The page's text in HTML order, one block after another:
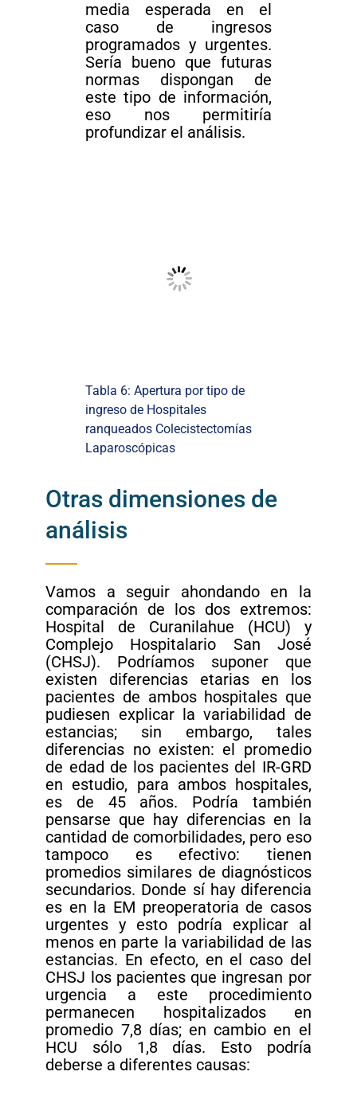
media esperada en el
caso de ingresos
programados y urgentes.
Sería bueno que futuras
normas dispongan de
este tipo de información,
eso nos permitiría
profundizar el análisis.
Tabla 6: Apertura por tipo de
ingreso de Hospitales
ranqueados Colecistectomías
Laparoscópicas
Otras dimensiones de
análisis
Vamos a seguir ahondando en la
comparación de los dos extremos:
Hospital de Curanilahue (HCU) y
Complejo Hospitalario San José
(CHSJ). Podríamos suponer que
existen diferencias etarias en los
pacientes de ambos hospitales que
pudiesen explicar la variabilidad de
estancias; sin embargo, tales
diferencias no existen: el promedio
de edad de los pacientes del IR-GRD
en estudio, para ambos hospitales,
es de 45 años. Podría también
pensarse que hay diferencias en la
cantidad de comorbilidades, pero eso
tampoco es efectivo: tienen
promedios similares de diagnósticos
secundarios. Donde sí hay diferencia
es en la EM preoperatoria de casos
urgentes y esto podría explicar al
menos en parte la variabilidad de las
estancias. En efecto, en el caso del
CHSJ los pacientes que ingresan por
urgencia a este procedimiento
permanecen hospitalizados en
promedio 7,8 días; en cambio en el
HCU sólo 1,8 días. Esto podría
deberse a diferentes causas: